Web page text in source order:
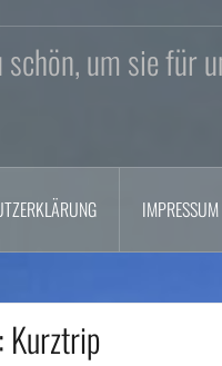
um sie für
IMPRESSUM
Kurztrip